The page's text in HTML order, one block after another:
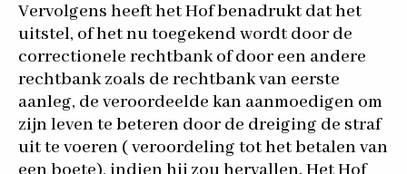
Vervolgens heeft het Hof benadrukt dat het
uitstel, of het nu toegekend wordt door de
correctionele rechtbank of door een andere
rechtbank zoals de rechtbank van eerste
aanleg, de veroordeelde kan aanmoedigen om
zijn leven te beteren door de dreiging de straf
uit te voeren ( veroordeling tot het betalen van